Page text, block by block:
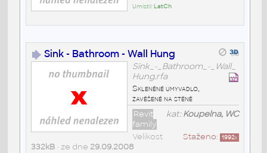
Umístil: LatCh
Sink - Bathroom - Wall Hung
Sink_-_Bathroom_-_Wall_
Hung.rfa
Skleněné umyvadlo,
zavěšené na stěně
kat:Koupelna, WC
Revit
family
Staženo: 1992x
Velikost
332kB• ze dne 29.09.2008